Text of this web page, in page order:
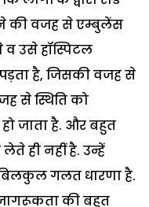
की वजह से एम्बुलेंस
उसे हॉस्पिटल
है, जिसकी वजह से
से स्थिति को
जाता है. और बहुत
ही नहीं है. उन्हें
बिलकुल गलत धारणा है.
की बहुत